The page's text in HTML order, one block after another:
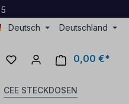
Deutsch
Deutschland
0,00 €*
CEE STECKDOSEN